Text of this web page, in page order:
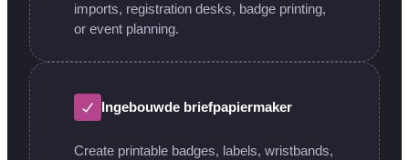
imports, registration desks, badge printing,
or event planning.
Ingebouwde briefpapiermaker
Create printable badges, labels, wristbands,